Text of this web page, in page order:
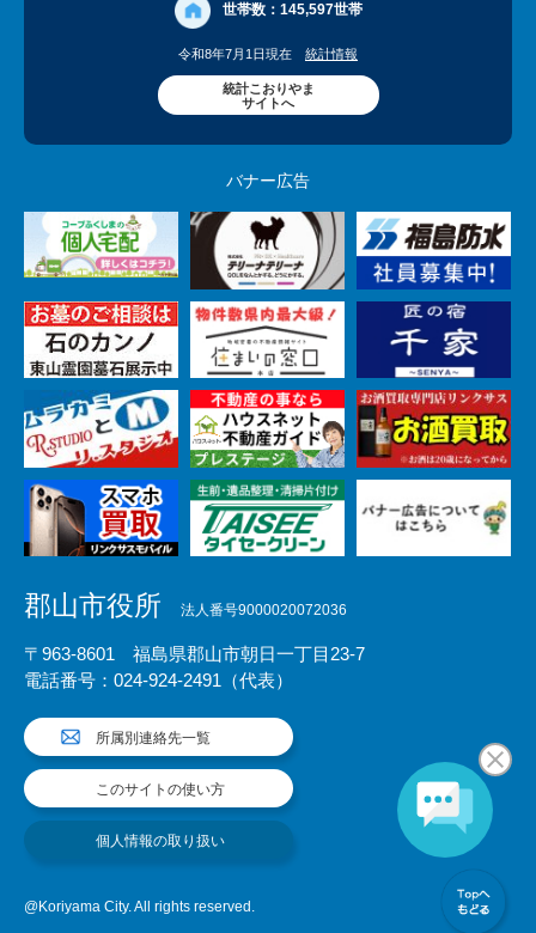
世帯数： 145,597世帯
令和8年7月1日現在 統計情報
統計こおりやま
サイトへ
バナー広告
郡山市役所 法人番号9000020072036
〒963-8601 福島県郡山市朝日一丁目23-7
電話番号：024-924-2491（代表）
所属別連絡先一覧
このサイトの使い方
個人情報の取り扱い
@Koriyama City. All rights reserved.